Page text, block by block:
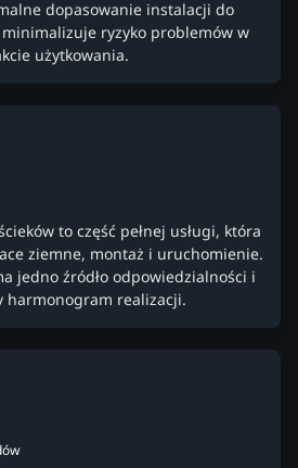
dopasowanie instalacji do
ryzyko problemów w
użytkowania.
to część pełnej usługi, która
ziemne, montaż i uruchomienie.
jedno źródło odpowiedzialności i
harmonogram realizacji.